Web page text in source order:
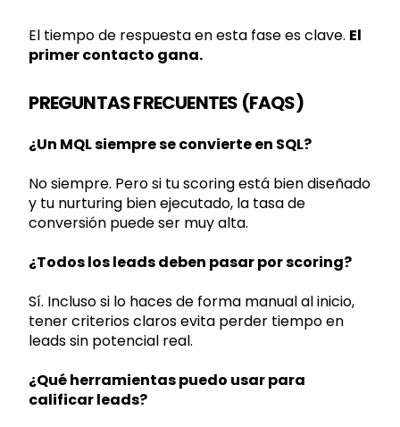
El tiempo de respuesta en esta fase es clave. El
primer contacto gana.
PREGUNTAS FRECUENTES (FAQS)
¿Un MQL siempre se convierte en SQL?
No siempre. Pero si tu scoring está bien diseñado
y tu nurturing bien ejecutado, la tasa de
conversión puede ser muy alta.
¿Todos los leads deben pasar por scoring?
Sí. Incluso si lo haces de forma manual al inicio,
tener criterios claros evita perder tiempo en
leads sin potencial real.
¿Qué herramientas puedo usar para
calificar leads?